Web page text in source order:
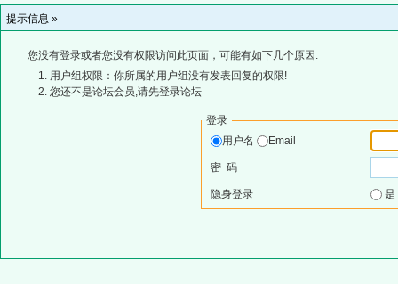
提示信息 »
您没有登录或者您没有权限访问此页面，可能有如下几个原因:
用户组权限：你所属的用户组没有发表回复的权限!
您还不是论坛会员,请先登录论坛
登录
用户名
Email
密 码
隐身登录